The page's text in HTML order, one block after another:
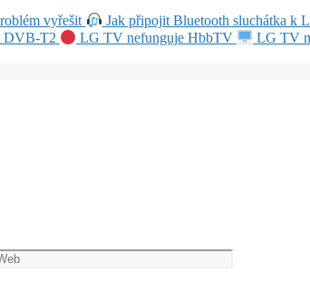
vyřešit
Jak připojit Bluetooth sluchátka k
DVB-T2 LG TV nefunguje HbbTV
LG TV